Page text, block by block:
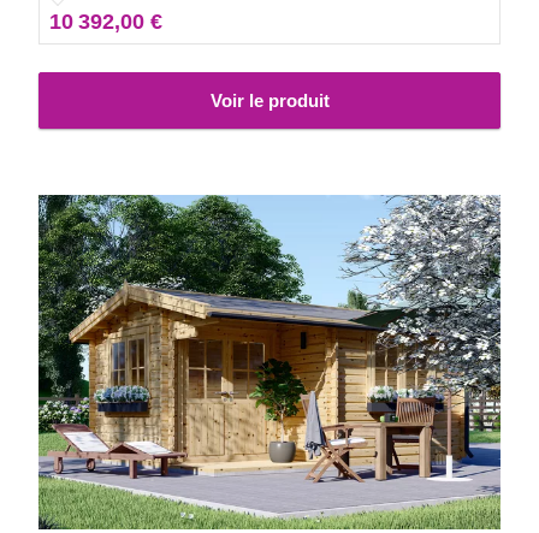
10 392,00 €
Voir le produit